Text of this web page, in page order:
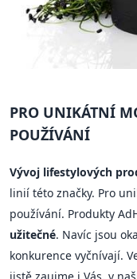
PRO UNIKÁTNÍ
POUŽÍVÁNÍ
Vývoj lifestylových
linií této značky. Pro
používání. Produkty
užitečné. Navíc jsou
konkurence vyčnívají.